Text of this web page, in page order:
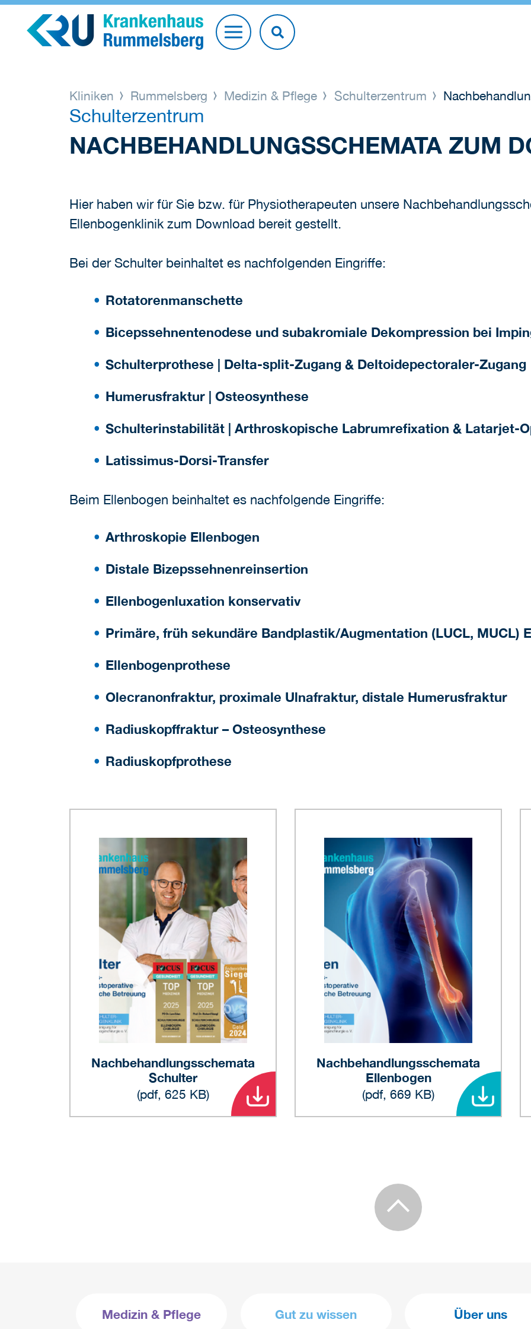
Kliniken Rummelsberg Medizin & Pflege Schulterzentrum
Schulterzentrum
NACHBEHANDLUNGSSCHEMATA ZUM
Hier haben wir für Sie bzw. für Physiotherapeuten unsere
Ellenbogenklinik zum Download bereit gestellt.
Bei der Schulter beinhaltet es nachfolgenden Eingriffe:
Rotatorenmanschette
Bicepssehnentenodese und subakromiale Dekompression bei
Schulterprothese | Delta-split-Zugang & Deltoidepectoraler-Zugang
Humerusfraktur | Osteosynthese
Schulterinstabilität | Arthroskopische Labrumrefixation & Latarjet-
Latissimus-Dorsi-Transfer
Beim Ellenbogen beinhaltet es nachfolgende Eingriffe:
Arthroskopie Ellenbogen
Distale Bizepssehnenreinsertion
Ellenbogenluxation konservativ
Primäre, früh sekundäre Bandplastik/Augmentation (LUCL, MUCL)
Ellenbogenprothese
Olecranonfraktur, proximale Ulnafraktur, distale Humerusfraktur
Radiuskopffraktur – Osteosynthese
Radiuskopfprothese
Nachbehandlungsschemata
Schulter
(pdf, 625 KB)
Nachbehandlungsschemata
Ellenbogen
(pdf, 669 KB)
Medizin & Pflege Gut zu wissen Über uns